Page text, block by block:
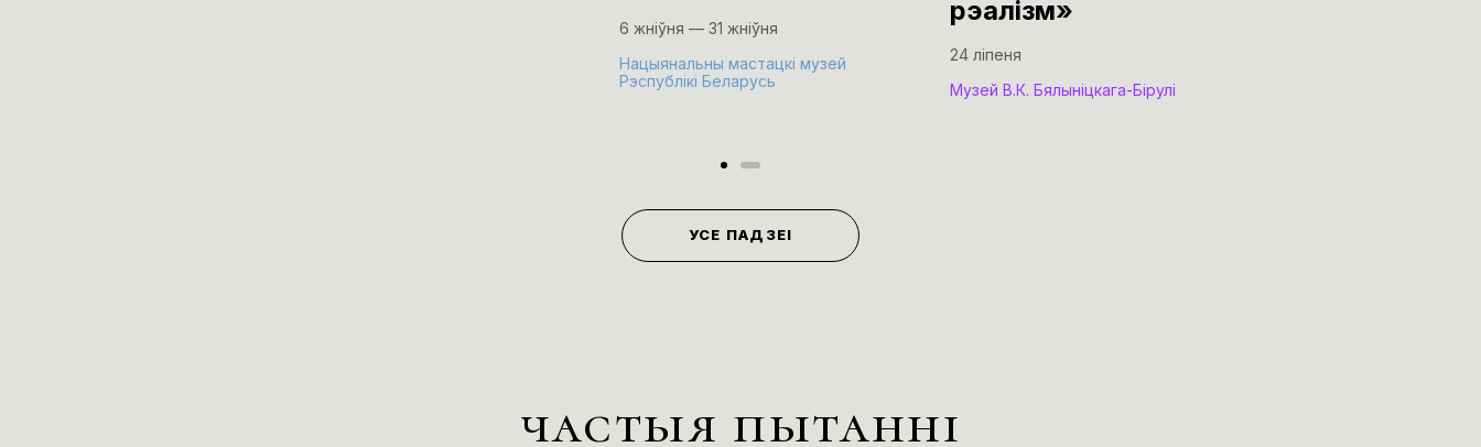
6 жніўня — 31 жніўня
Нацыянальны мастацкі музей
Рэспублікі Беларусь
рэалізм»
24 ліпеня
Музей В.К. Бялыніцкага-Бірулі
УСЕ ПАДЗЕІ
частыя пытанні